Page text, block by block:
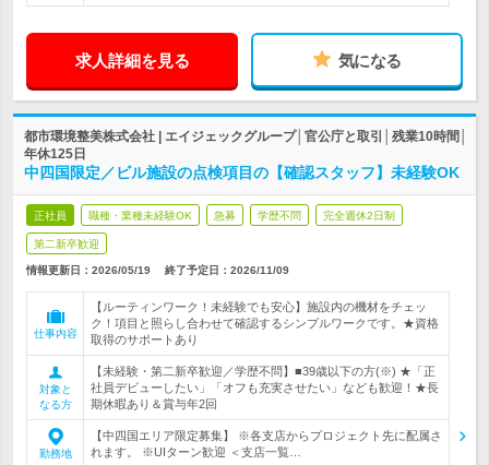
求人詳細を見る 気になる
都市環境整美株式会社 | エイジェックグループ│官公庁と取引│残業10時間│
年休125日
中四国限定／ビル施設の点検項目の【確認スタッフ】未経験OK
正社員 職種・業種未経験OK 急募 学歴不問 完全週休2日制
第二新卒歓迎
情報更新日：2026/05/19 終了予定日： 2026/11/09
仕事内容
【ルーティンワーク！未経験でも安心】施設内の機材をチェッ
ク！項目と照らし合わせて確認するシンプルワークです。★資格
取得のサポートあり
対象と
なる方
【未経験・第二新卒歓迎／学歴不問】■39歳以下の方(※) ★「正
社員デビューしたい」「オフも充実させたい」なども歓迎！★長
期休暇あり＆賞与年2回
勤務地
【中四国エリア限定募集】 ※各支店からプロジェクト先に配属さ
れます。 ※UIターン歓迎 ＜支店一覧…